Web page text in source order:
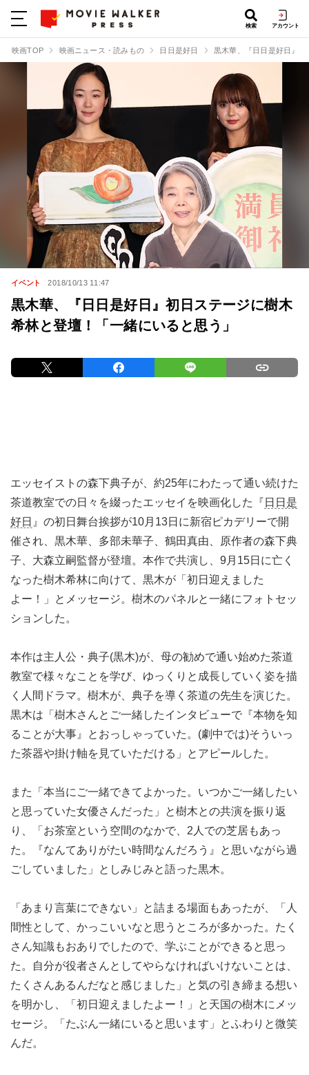
検索 アカウント
映画TOP 映画ニュース・読みもの 日日是好日 黒木華、『日日是好日』
イベント 2018/10/13 11:47
黒木華、『日日是好日』初日ステージに樹木
希林と登壇！「一緒にいると思う」
エッセイストの森下典子が、約25年にわたって通い続けた
茶道教室での日々を綴ったエッセイを映画化した『 日日是
好日 』の初日舞台挨拶が10月13日に新宿ピカデリーで開
催され、黒木華、多部未華子、鶴田真由、原作者の森下典
子、大森立嗣監督が登壇。本作で共演し、9月15日に亡く
なった樹木希林に向けて、黒木が「初日迎えました
よー！」とメッセージ。樹木のパネルと一緒にフォトセッ
ションした。
本作は主人公・典子(黒木)が、母の勧めで通い始めた茶道
教室で様々なことを学び、ゆっくりと成長していく姿を描
く人間ドラマ。樹木が、典子を導く茶道の先生を演じた。
黒木は「樹木さんとご一緒したインタビューで『本物を知
ることが大事』とおっしゃっていた。(劇中では)そういっ
た茶器や掛け軸を見ていただける」とアピールした。
また「本当にご一緒できてよかった。いつかご一緒したい
と思っていた女優さんだった」と樹木との共演を振り返
り、「お茶室という空間のなかで、2人での芝居もあっ
た。『なんてありがたい時間なんだろう』と思いながら過
ごしていました」としみじみと語った黒木。
「あまり言葉にできない」と詰まる場面もあったが、「人
間性として、かっこいいなと思うところが多かった。たく
さん知識もおありでしたので、学ぶことができると思っ
た。自分が役者さんとしてやらなければいけないことは、
たくさんあるんだなと感じました」と気の引き締まる想い
を明かし、「初日迎えましたよー！」と天国の樹木にメッ
セージ。「たぶん一緒にいると思います」とふわりと微笑
んだ。